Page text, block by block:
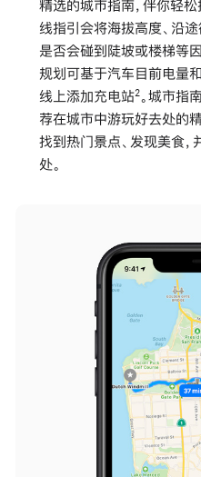
精选的城市指南，伴你轻
线指引会将海拔高度、沿
是否会碰到陡坡或楼梯等
规划可基于汽车目前电量
线上添加充电站2。城市指
荐在城市中游玩好去处的
找到热门景点、发现美食
处。